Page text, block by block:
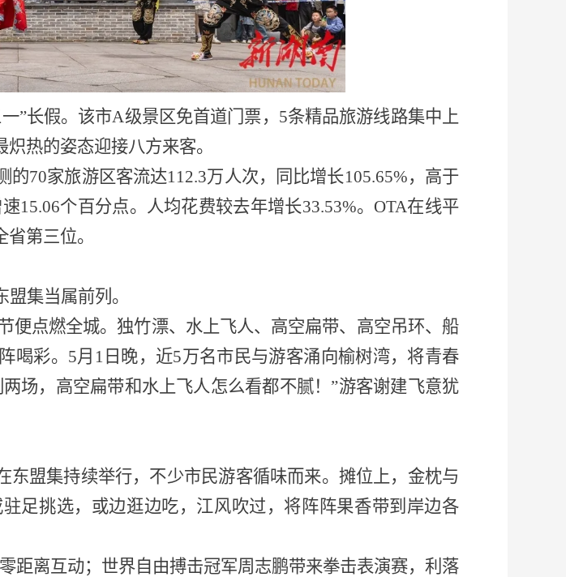
一”长假。该市A级景区免首道门票，5条精品旅游线路集中上
热的姿态迎接八方来客。
的70家旅游区客流达112.3万人次，同比增长105.65%，高于
15.06个百分点。人均花费较去年增长33.53%。OTA在线平
第三位。
集当属前列。
便点燃全城。独竹漂、水上飞人、高空扁带、高空吊环、船
喝彩。5月1日晚，近5万名市民与游客涌向榆树湾，将青春
场，高空扁带和水上飞人怎么看都不腻！”游客谢建飞意犹
东盟集持续举行，不少市民游客循味而来。摊位上，金枕与
足挑选，或边逛边吃，江风吹过，将阵阵果香带到岸边各
距离互动；世界自由搏击冠军周志鹏带来拳击表演赛，利落